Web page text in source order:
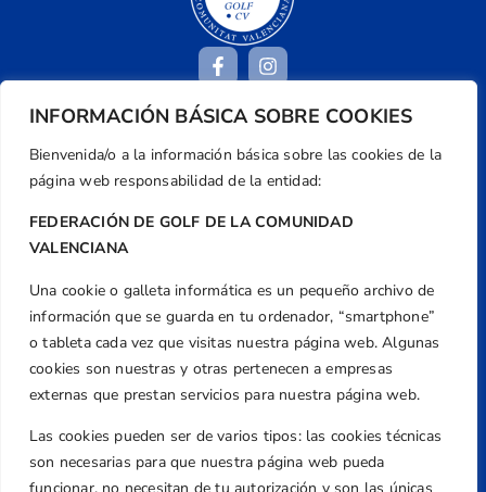
INFORMACIÓN BÁSICA SOBRE COOKIES
Bienvenida/o a la información básica sobre las cookies de la
página web responsabilidad de la entidad:
FEDERACIÓN DE GOLF DE LA COMUNIDAD
VALENCIANA
Una cookie o galleta informática es un pequeño archivo de
información que se guarda en tu ordenador, “smartphone”
o tableta cada vez que visitas nuestra página web. Algunas
cookies son nuestras y otras pertenecen a empresas
externas que prestan servicios para nuestra página web.
Las cookies pueden ser de varios tipos: las cookies técnicas
son necesarias para que nuestra página web pueda
Dirección
Centre de L´Esport, Carrer d'Isaac Peral i
Valencia
+34 961 367 799
Email
federacion@golfcv.com
Aviso Legal
Política de Privacidad
Transparencia